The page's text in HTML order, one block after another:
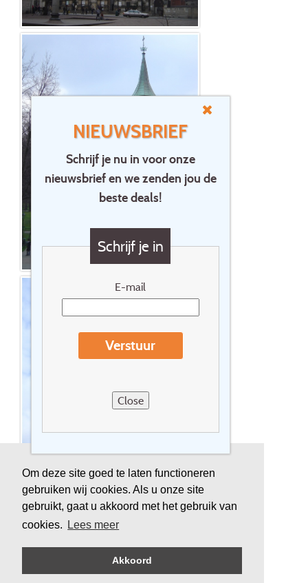
Om deze site goed te laten functioneren
gebruiken wij cookies. Als u onze site
gebruikt, gaat u akkoord met het gebruik van
cookies.
Lees meer
Akkoord
NIEUWSBRIEF
Schrijf je nu in voor onze
nieuwsbrief en we zenden jou de
beste deals!
Schrijf je in
E-mail
Verstuur
Close